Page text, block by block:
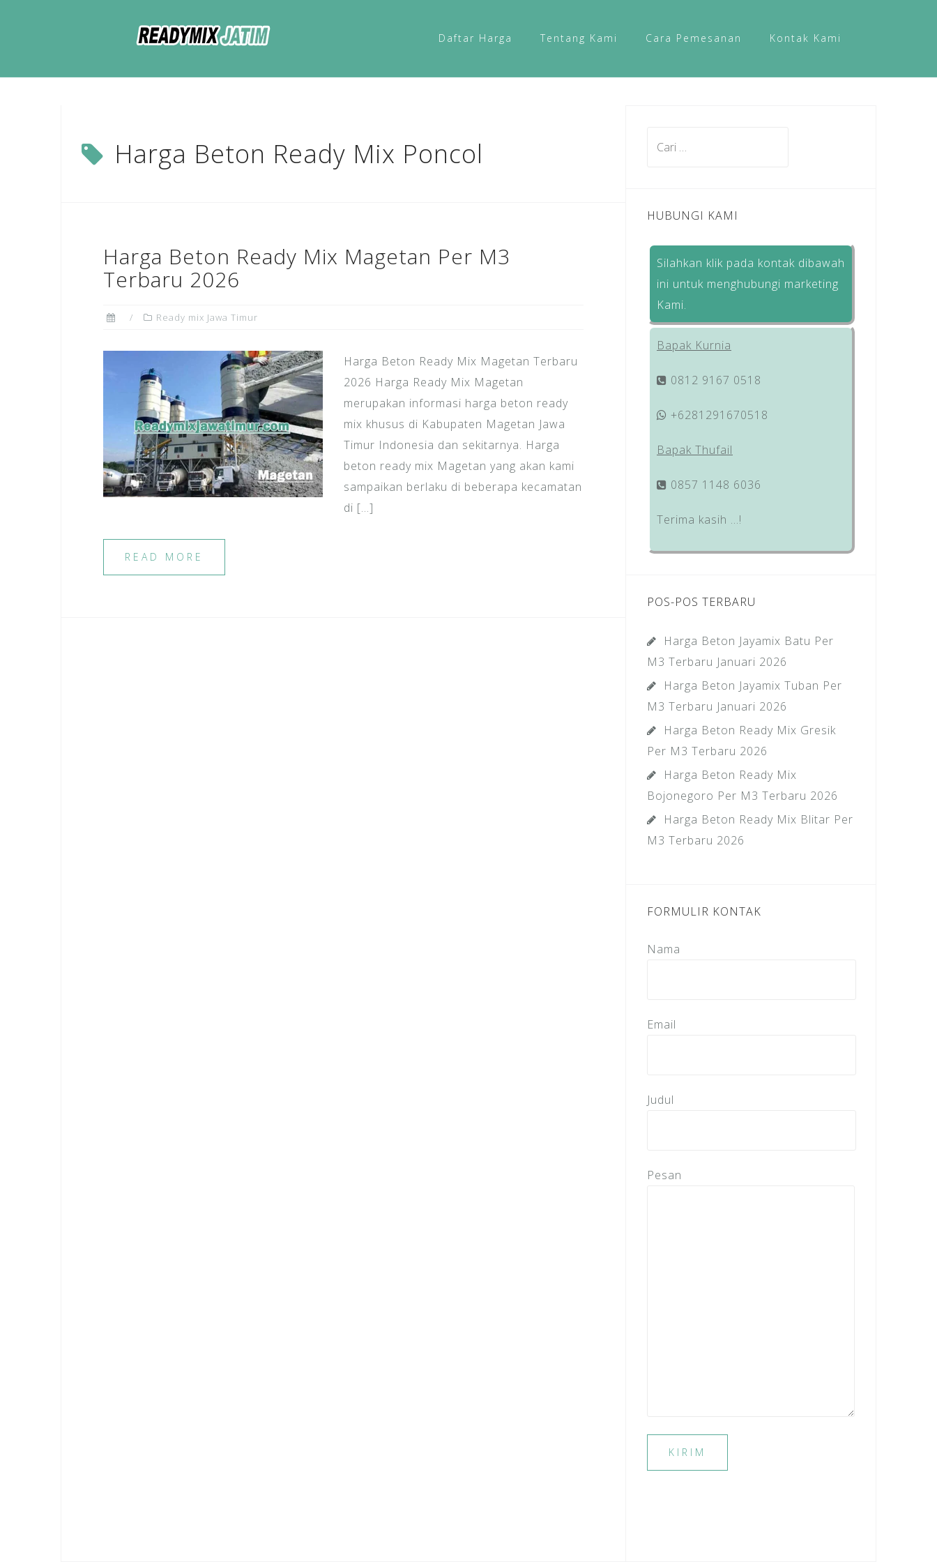
Daftar Harga Tentang Kami Cara Pemesanan Kontak Kami
Harga Beton Ready Mix Poncol
Harga Beton Ready Mix Magetan Per M3
Terbaru 2026
Ready mix Jawa Timur
Harga Beton Ready Mix Magetan Terbaru
2026 Harga Ready Mix Magetan
merupakan informasi harga beton ready
mix khusus di Kabupaten Magetan Jawa
Timur Indonesia dan sekitarnya. Harga
beton ready mix Magetan yang akan kami
sampaikan berlaku di beberapa kecamatan
di […]
READ MORE
HUBUNGI KAMI
Silahkan klik pada kontak dibawah
ini untuk menghubungi marketing
Kami.
Bapak Kurnia
0812 9167 0518
+6281291670518
Bapak Thufail
0857 1148 6036
Terima kasih …!
POS-POS TERBARU
Harga Beton Jayamix Batu Per
M3 Terbaru Januari 2026
Harga Beton Jayamix Tuban Per
M3 Terbaru Januari 2026
Harga Beton Ready Mix Gresik
Per M3 Terbaru 2026
Harga Beton Ready Mix
Bojonegoro Per M3 Terbaru 2026
Harga Beton Ready Mix Blitar Per
M3 Terbaru 2026
FORMULIR KONTAK
Nama
Email
Judul
Pesan